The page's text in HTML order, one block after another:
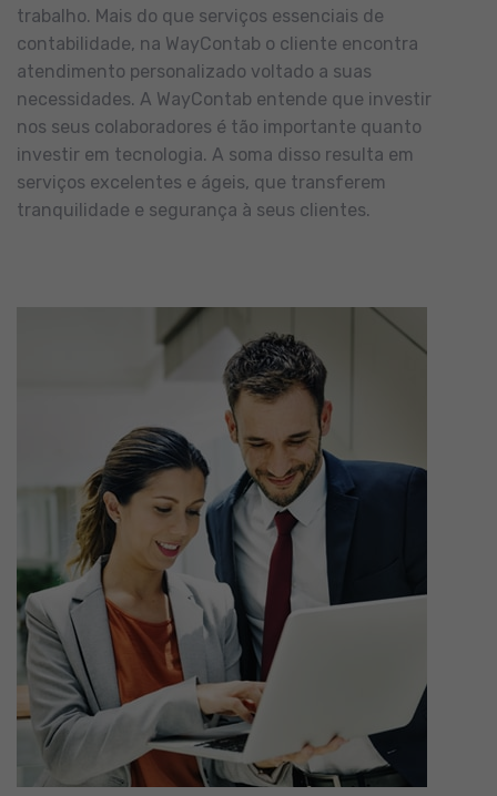
trabalho. Mais do que serviços essenciais de
contabilidade, na WayContab o cliente encontra
atendimento personalizado voltado a suas
necessidades. A WayContab entende que investir
nos seus colaboradores é tão importante quanto
investir em tecnologia. A soma disso resulta em
serviços excelentes e ágeis, que transferem
tranquilidade e segurança à seus clientes.